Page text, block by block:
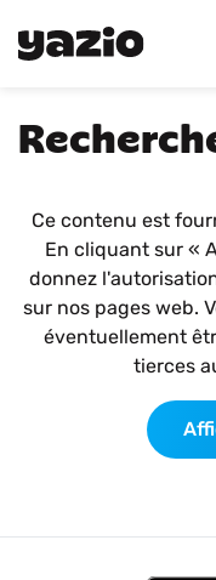
Ce contenu est
En cliquant sur «
donnez
sur nos pages web.
éventuellement
tierces